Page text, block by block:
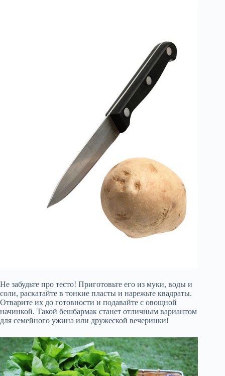
Не забудьте про тесто! Приготовьте его из муки, воды и
соли, раскатайте в тонкие пласты и нарежьте квадраты.
Отварите их до готовности и подавайте с овощной
начинкой. Такой бешбармак станет отличным вариантом
для семейного ужина или дружеской вечеринки!